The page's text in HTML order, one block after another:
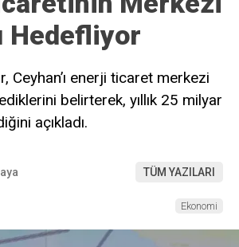
Hedefliyor
Ceyhan’ı enerji ticaret merkezi
belirterek, yıllık 25 milyar
açıkladı.
TÜM YAZILARI
Ekonomi